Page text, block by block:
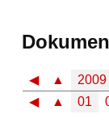
◀ ▲ 2009
◀
▲ 01